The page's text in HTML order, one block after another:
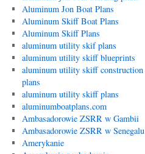
Aluminum Jon Boat Plans
Aluminum Skiff Boat Plans
Aluminum Skiff Plans
aluminum utility skif plans
aluminum utility skiff blueprints
aluminum utility skiff construction
plans
aluminum utility skiff plans
aluminumboatplans.com
Ambasadorowie ZSRR w Gambii
Ambasadorowie ZSRR w Senegalu
Amerykanie